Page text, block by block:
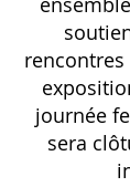
rencontres
journée
sera